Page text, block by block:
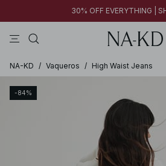
30% OFF EVERYTHING |
NA-KD / Vaqueros / High Waist Jeans
-84%